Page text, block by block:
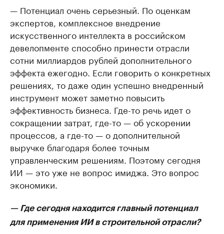
— Потенциал очень серьезный. По оценкам
экспертов, комплексное внедрение
искусственного интеллекта в российском
девелопменте способно принести отрасли
сотни миллиардов рублей дополнительного
эффекта ежегодно. Если говорить о конкретных
решениях, то даже один успешно внедренный
инструмент может заметно повысить
эффективность бизнеса. Где-то речь идет о
сокращении затрат, где-то — об ускорении
процессов, а где-то — о дополнительной
выручке благодаря более точным
управленческим решениям. Поэтому сегодня
ИИ — это уже не вопрос имиджа. Это вопрос
экономики.
— Где сегодня находится главный потенциал
для применения ИИ в строительной отрасли?